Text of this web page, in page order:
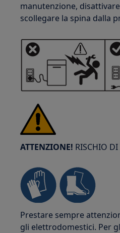
manutenzione,
scollegare la spina dalla
ATTENZIONE! RISCHIO
Prestare sempre
gli elettrodomestici. Per